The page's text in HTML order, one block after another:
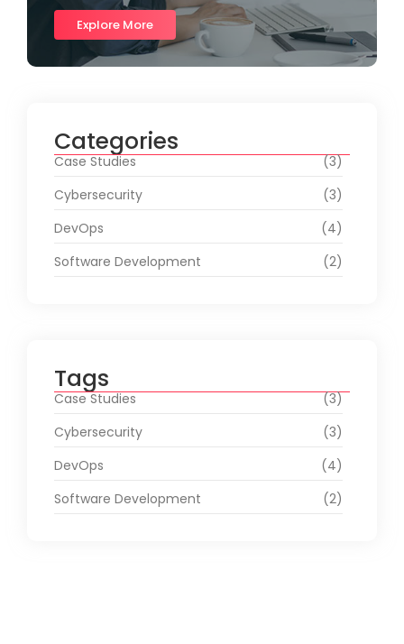
Explore More
Categories
Case Studies
(3)
Cybersecurity
(3)
DevOps
(4)
Software Development
(2)
Tags
Case Studies
(3)
Cybersecurity
(3)
DevOps
(4)
Software Development
(2)